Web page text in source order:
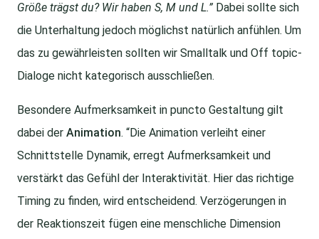
Größe trägst du? Wir haben S, M und L.” Dabei sollte sich
die Unterhaltung jedoch möglichst natürlich anfühlen. Um
das zu gewährleisten sollten wir Smalltalk und Off topic-
Dialoge nicht kategorisch ausschließen.
Besondere Aufmerksamkeit in puncto Gestaltung gilt
dabei der Animation. “Die Animation verleiht einer
Schnittstelle Dynamik, erregt Aufmerksamkeit und
verstärkt das Gefühl der Interaktivität. Hier das richtige
Timing zu finden, wird entscheidend. Verzögerungen in
der Reaktionszeit fügen eine menschliche Dimension